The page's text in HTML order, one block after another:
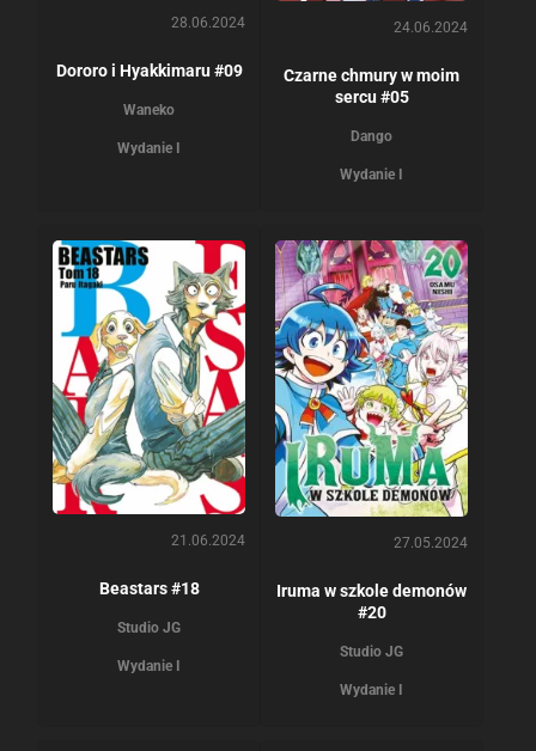
28.06.2024
Dororo i Hyakkimaru #09
Waneko
Wydanie I
24.06.2024
Czarne chmury w moim
sercu #05
Dango
Wydanie I
21.06.2024
Beastars #18
Studio JG
Wydanie I
27.05.2024
Iruma w szkole demonów
#20
Studio JG
Wydanie I